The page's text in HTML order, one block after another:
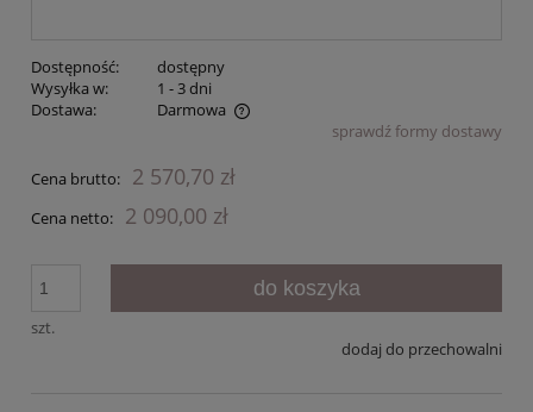
Dostępność:
dostępny
Wysyłka w:
1 - 3 dni
Dostawa:
Darmowa
Cena nie zawiera ewentualnych kosztów płatnościsprawdź formy dostawy
Cena brutto: 2 570,70 zł
Cena netto: 2 090,00 zł
szt.
do koszyka
dodaj do przechowalni